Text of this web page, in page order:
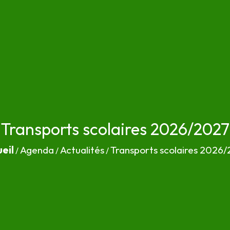
Transports scolaires 2026/2027
/Agenda /Actualités/Transports scolaires